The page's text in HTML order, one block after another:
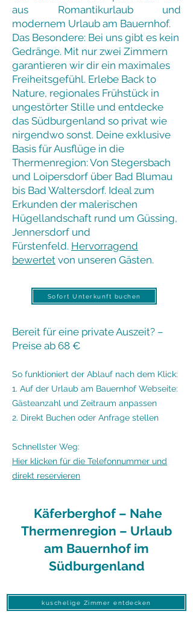
aus Romantikurlaub und
modernem Urlaub am Bauernhof.
Das Besondere: Bei uns gibt es kein
Gedränge. Mit nur zwei Zimmern
garantieren wir dir ein maximales
Freiheitsgefühl. Erlebe Back to
Nature, regionales Frühstück in
ungestörter Stille und entdecke
das Südburgenland so privat wie
nirgendwo sonst. Deine exklusive
Basis für Ausflüge in die
Thermenregion: Von Stegersbach
und Loipersdorf über Bad Blumau
bis Bad Waltersdorf. Ideal zum
Erkunden der malerischen
Hügellandschaft rund um Güssing,
Jennersdorf und
Fürstenfeld. Hervorragend
bewertet von unseren Gästen.
Sofort Unterkunft buchen
Bereit für eine private Auszeit? –
Preise ab 68 €
So funktioniert der Ablauf nach dem Klick:
1. Auf der Urlaub am Bauernhof Webseite:
Gästeanzahl und Zeitraum anpassen
2. Direkt Buchen oder Anfrage stellen
Schnellster Weg:
Hier klicken für die Telefonnummer und
direkt reservieren
Käferberghof – Nahe
Thermenregion – Urlaub
am Bauernhof im
Südburgenland
kuschelige Zimmer entdecken